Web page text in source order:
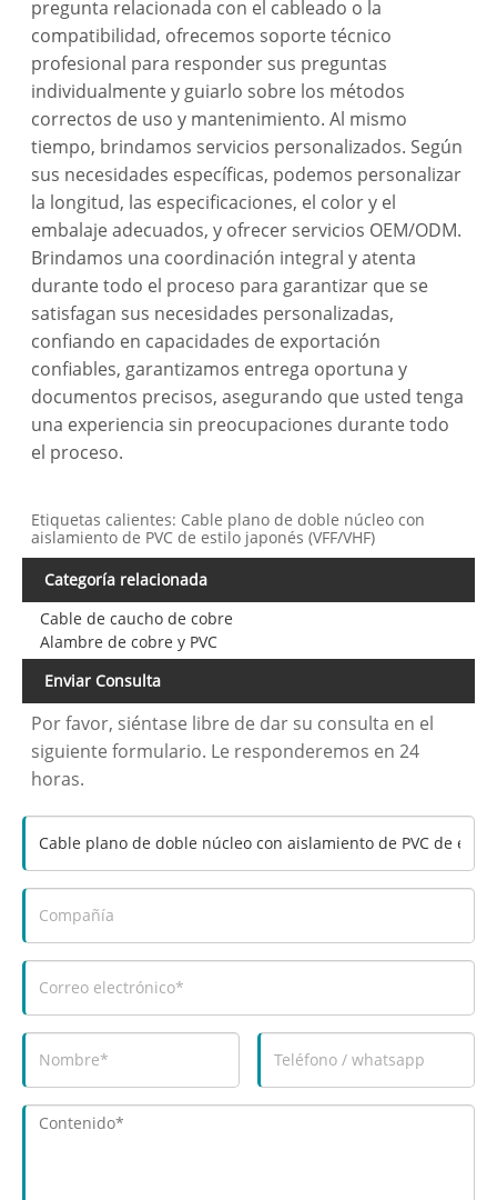
pregunta relacionada con el cableado o la
compatibilidad, ofrecemos soporte técnico
profesional para responder sus preguntas
individualmente y guiarlo sobre los métodos
correctos de uso y mantenimiento. Al mismo
tiempo, brindamos servicios personalizados. Según
sus necesidades específicas, podemos personalizar
la longitud, las especificaciones, el color y el
embalaje adecuados, y ofrecer servicios OEM/ODM.
Brindamos una coordinación integral y atenta
durante todo el proceso para garantizar que se
satisfagan sus necesidades personalizadas,
confiando en capacidades de exportación
confiables, garantizamos entrega oportuna y
documentos precisos, asegurando que usted tenga
una experiencia sin preocupaciones durante todo
el proceso.
Etiquetas calientes: Cable plano de doble núcleo con
aislamiento de PVC de estilo japonés (VFF/VHF)
Categoría relacionada
Cable de caucho de cobre
Alambre de cobre y PVC
Enviar Consulta
Por favor, siéntase libre de dar su consulta en el
siguiente formulario. Le responderemos en 24
horas.